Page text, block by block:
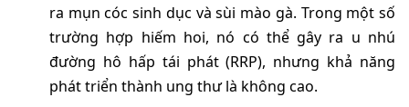
ra mụn cóc sinh dục và sùi mào gà. Trong một số
trường hợp hiếm hoi, nó có thể gây ra u nhú
đường hô hấp tái phát (RRP), nhưng khả năng
phát triển thành ung thư là không cao.